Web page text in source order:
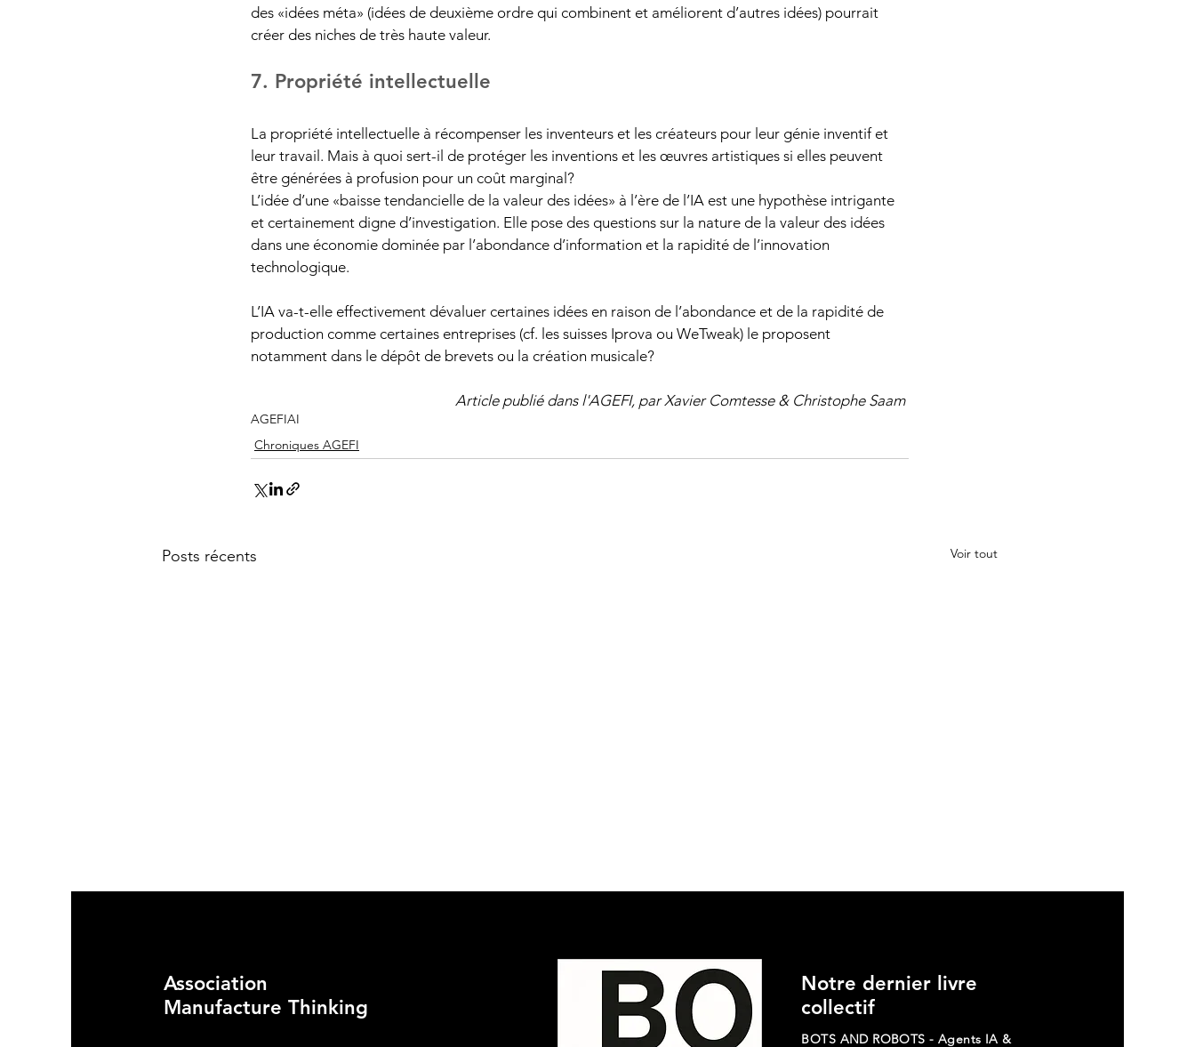
des «idées méta» (idées de deuxième ordre qui combinent et améliorent d’autres idées) pourrait
créer des niches de très haute valeur.
7. Propriété intellectuelle
La propriété intellectuelle à récompenser les inventeurs et les créateurs pour leur génie inventif et
leur travail. Mais à quoi sert-il de protéger les inventions et les œuvres artistiques si elles peuvent
être générées à profusion pour un coût marginal?
L’idée d’une «baisse tendancielle de la valeur des idées» à l’ère de l’IA est une hypothèse intrigante
et certainement digne d’investigation. Elle pose des questions sur la nature de la valeur des idées
dans une économie dominée par l’abondance d’information et la rapidité de l’innovation
technologique.
L’IA va-t-elle effectivement dévaluer certaines idées en raison de l’abondance et de la rapidité de
production comme certaines entreprises (cf. les suisses Iprova ou WeTweak) le proposent
notamment dans le dépôt de brevets ou la création musicale?
Article publié dans l'AGEFI, par Xavier Comtesse & Christophe Saam
AGEFIAI
Chroniques AGEFI
Posts récents Voir tout
L’illectronisme de nos
dirigeants est gravissime!
Réparer le système de santé,
seule l’IA peut le faire !
IA: le peuple des codeurs
contre les géants de la tech
Association
Manufacture Thinking
Notre dernier livre
collectif
BOTS AND ROBOTS - Agents IA &